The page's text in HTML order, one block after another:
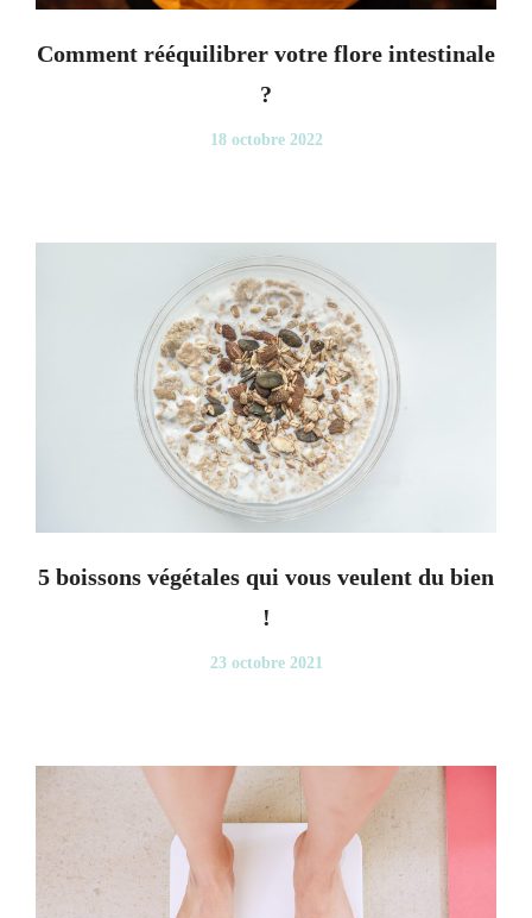
Comment rééquilibrer votre flore intestinale
?
18 octobre 2022
5 boissons végétales qui vous veulent du bien
!
23 octobre 2021